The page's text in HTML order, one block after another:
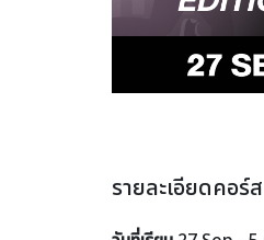
รายละเอียดคอร์ส